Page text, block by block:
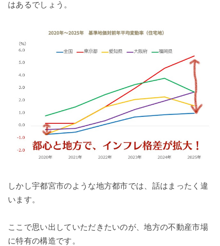
はあるでしょう。
しかし宇都宮市のような地方都市では、話はまったく違
います。
ここで思い出していただきたいのが、地方の不動産市場
に特有の構造です。